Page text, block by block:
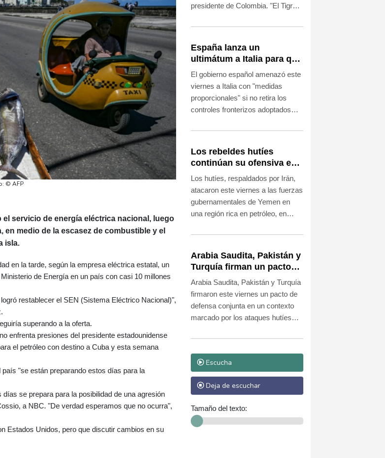
© AFP
servicio de energía eléctrica nacional, luego
medio de la escasez de combustible y el
isla.
en la tarde, según la empresa eléctrica estatal, un
de Energía en un país con casi 10 millones
restablecer el SEN (Sistema Eléctrico Nacional)",
superando a la oferta.
enfrenta presiones del presidente estadounidense
el petróleo con destino a Cuba y esta semana
"se están preparando estos días para la
se prepara para la posibilidad de una agresión
a NBC. "De verdad esperamos que no ocurra",
Estados Unidos, pero que discutir cambios en su
presidente de Colombia. "El Tigre",
izquierda del poder con un
de doblegar al narco
envalentonado.
España lanza un
ultimátum a Italia para que
levante controles
fronterizos
El gobierno español amenazó este
viernes a Italia con "medidas
proporcionales" si no retira los
controles fronterizos adoptados
en Ceuta la semana pasada, un
Los rebeldes hutíes
continúan su ofensiva en
Yemen con ataques en
una región petrolera
Los hutíes, respaldados por Irán,
atacaron este viernes a las fuerzas
gubernamentales de Yemen en
una región rica en petróleo, en
dejado decenas de muertos en dos
Arabia Saudita, Pakistán y
Turquía firman un pacto
de defensa en medio de la
tensión con Irán
Arabia Saudita, Pakistán y Turquía
firmaron este viernes un pacto de
defensa conjunta en un contexto
marcado por los ataques hutíes
entre Estados Unidos e Irán.
Escucha
Deja de escuchar
Tamaño del texto: